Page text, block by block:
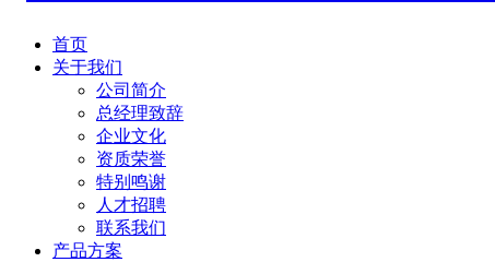
首页
关于我们
公司简介
总经理致辞
企业文化
资质荣誉
特别鸣谢
人才招聘
联系我们
产品方案